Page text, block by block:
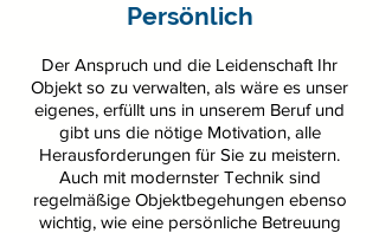
Persönlich
Der Anspruch und die Leidenschaft Ihr
Objekt so zu verwalten, als wäre es unser
eigenes, erfüllt uns in unserem Beruf und
gibt uns die nötige Motivation, alle
Herausforderungen für Sie zu meistern.
Auch mit modernster Technik sind
regelmäßige Objektbegehungen ebenso
wichtig, wie eine persönliche Betreuung